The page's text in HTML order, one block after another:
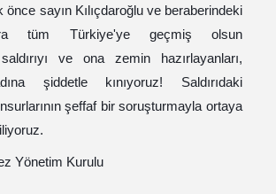
önce sayın Kılıçdaroğlu ve beraberindeki
tüm Türkiye'ye geçmiş olsun
ve ona zemin hazırlayanları,
şiddetle kınıyoruz! Saldırıdaki
şeffaf bir soruşturmayla ortaya
Yönetim Kurulu